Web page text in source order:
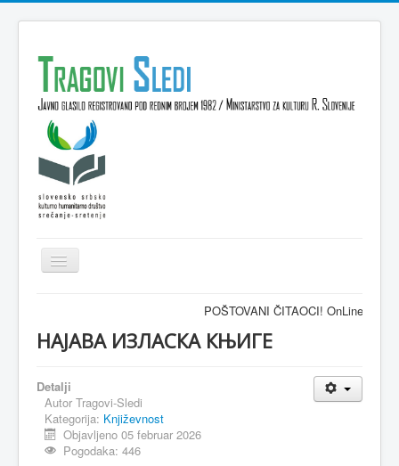
Isključi
navigaciju
VESTI
INTERVJU
MAGAZIN
FELJTON
POŠTOVANI ČITAOCI! OnLine
НАЈАВА ИЗЛАСКА КЊИГЕ
Detalji
Autor Tragovi-Sledi
Kategorija: Književnost
Objavljeno 05 februar 2026
Pogodaka: 446